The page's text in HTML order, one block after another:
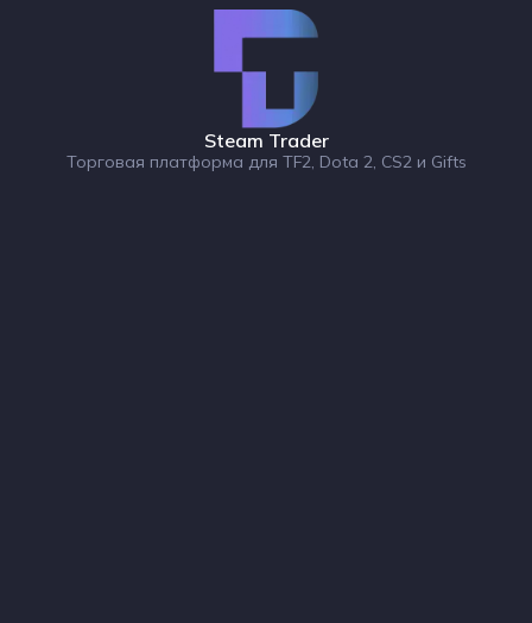
Steam Trader
Торговая платформа для TF2, Dota 2, CS2 и Gifts